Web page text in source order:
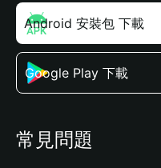
Android 安裝包 下載
Google Play 下載
常見問題